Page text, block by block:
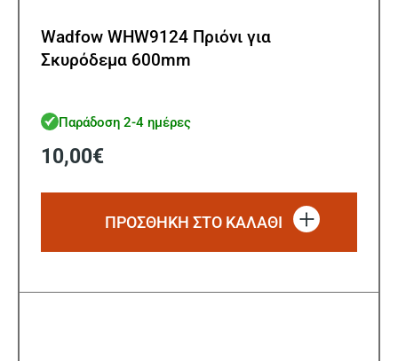
Wadfow WHW9124 Πριόνι για
Σκυρόδεμα 600mm
Παράδοση 2-4 ημέρες
10,00€
ΠΡΟΣΘΗΚΗ ΣΤΟ ΚΑΛΑΘΙ